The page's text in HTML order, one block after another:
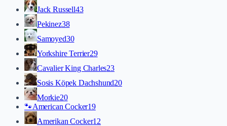
Jack Russell43
Pekinez38
Samoyed30
Yorkshire Terrier29
Cavalier King Charles23
Sosis Köpek Dachshund20
Morkie20
🐾American Cocker19
Amerikan Cocker12